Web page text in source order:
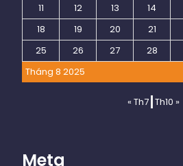
Tháng 8 2025
11
12 13 14
18
19 20 21
25
26 27 28
« Th7 Th10 »
Meta